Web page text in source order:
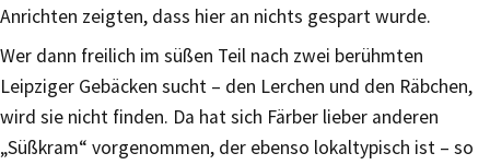
Anrichten zeigten, dass hier an nichts gespart wurde.
Wer dann freilich im süßen Teil nach zwei berühmten
Leipziger Gebäcken sucht – den Lerchen und den Räbchen,
wird sie nicht finden. Da hat sich Färber lieber anderen
„Süßkram“ vorgenommen, der ebenso lokaltypisch ist – so